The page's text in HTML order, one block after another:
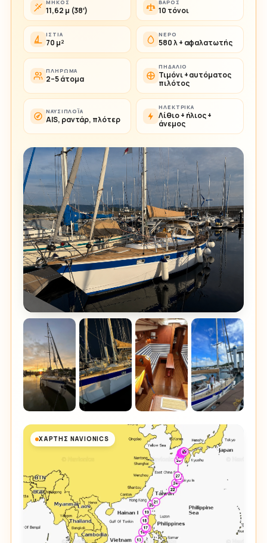
ΜΉΚΟΣ
11,62 μ (38′)
ΒΆΡΟΣ
10 τόνοι
ΙΣΤΊΑ
70 μ²
ΝΕΡΌ
580 λ + αφαλατωτής
ΠΛΉΡΩΜΑ
2–5 άτομα
ΠΗΔΆΛΙΟ
Τιμόνι + αυτόματος
πιλότος
ΝΑΥΣΙΠΛΟΪ́Α
AIS, ραντάρ, πλότερ
ΗΛΕΚΤΡΙΚΆ
Λίθιο + ήλιος +
άνεμος
ΧΆΡΤΗΣ NAVIONICS